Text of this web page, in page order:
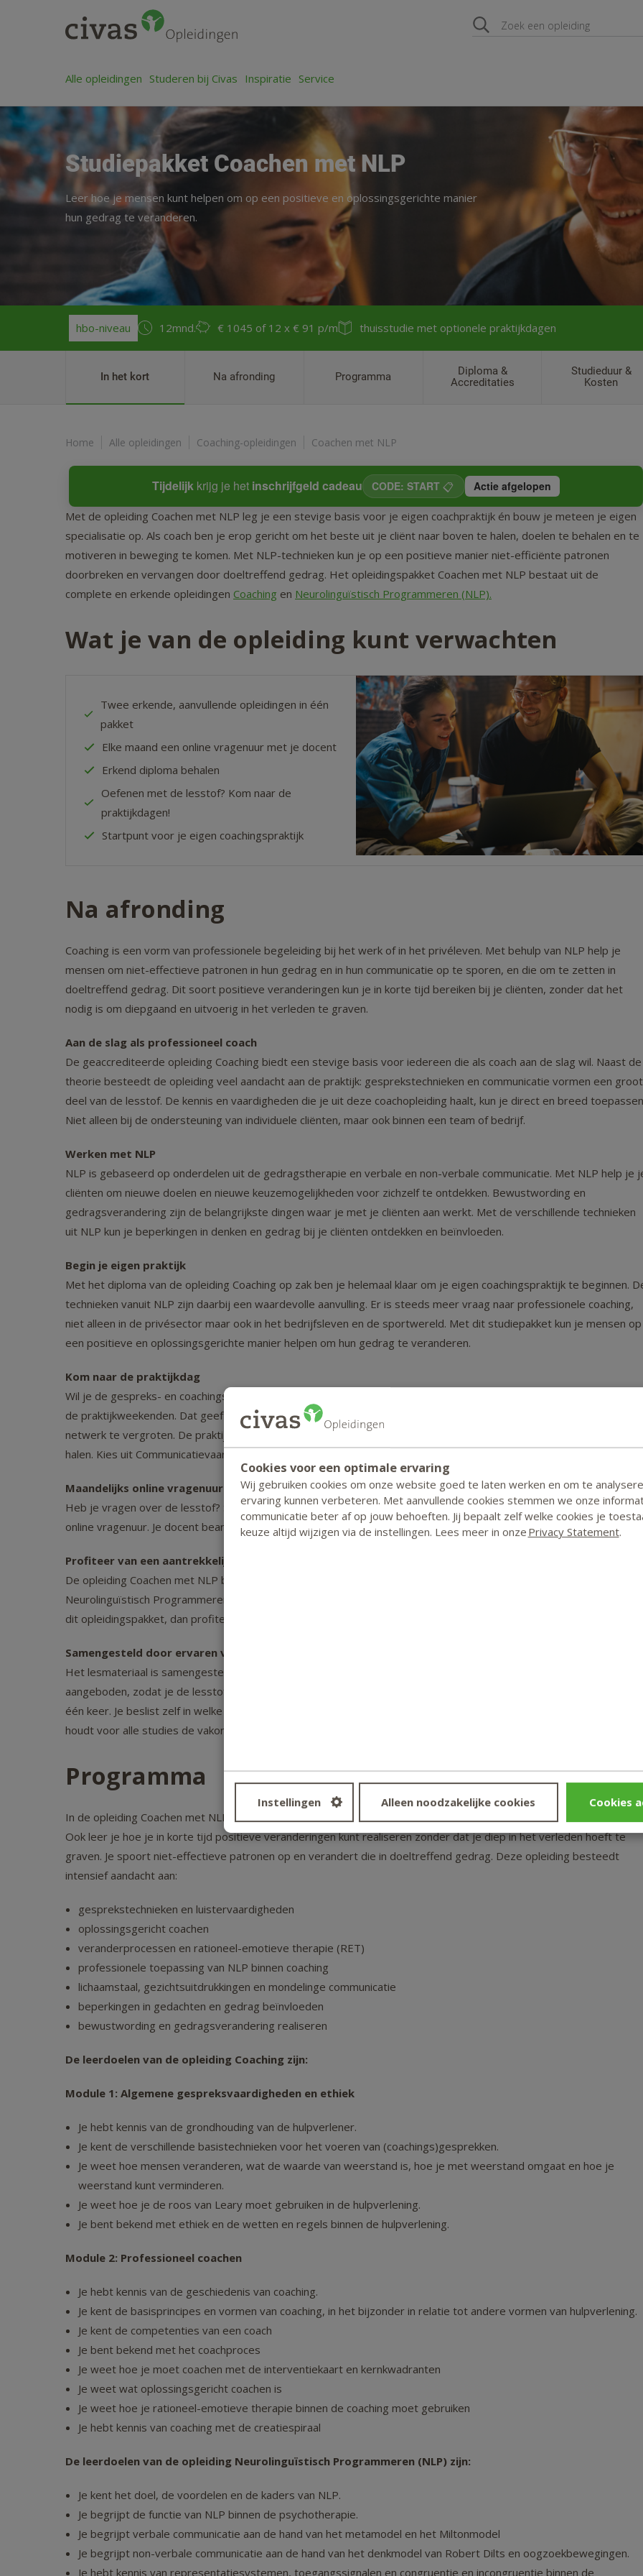
Cookies voor een optimale ervaring
Wij gebruiken cookies om onze website goed te laten werken en om te
ervaring kunnen verbeteren. Met aanvullende cookies stemmen we onze
communicatie beter af op jouw behoeften. Jij bepaalt zelf welke cookies je
keuze altijd wijzigen via de instellingen. Lees meer in onze Privacy Statement.
Instellingen Alleen noodzakelijke cookies Cookies
Alle opleidingen Studeren bij Civas Inspiratie Service
Studiepakket Coachen met NLP
Leer hoe je mensen kunt helpen om op een positieve en oplossingsgerichte manier
hun gedrag te veranderen.
hbo-niveau 12mnd. € 1045 of 12 x € 91 p/m thuisstudie met optionele praktijkdagen
In het kort Na afronding Programma
Diploma &
Accreditaties
Studieduur &
Kosten
Home Alle opleidingen Coaching-opleidingen Coachen met NLP
Tijdelijk krijg je het inschrijfgeld cadeau CODE: START 📋 Actie afgelopen
Met de opleiding Coachen met NLP leg je een stevige basis voor je eigen coachpraktijk én bouw je meteen je eigen
specialisatie op. Als coach ben je erop gericht om het beste uit je cliënt naar boven te halen, doelen te behalen en te
motiveren in beweging te komen. Met NLP-technieken kun je op een positieve manier niet-efficiënte patronen
doorbreken en vervangen door doeltreffend gedrag. Het opleidingspakket Coachen met NLP bestaat uit de
complete en erkende opleidingen Coaching en Neurolinguïstisch Programmeren (NLP).
Wat je van de opleiding kunt verwachten
Twee erkende, aanvullende opleidingen in één
pakket
Elke maand een online vragenuur met je docent
Erkend diploma behalen
Oefenen met de lesstof? Kom naar de
praktijkdagen!
Startpunt voor je eigen coachingspraktijk
Na afronding
Coaching is een vorm van professionele begeleiding bij het werk of in het privéleven. Met behulp van NLP help je
mensen om niet-effectieve patronen in hun gedrag en in hun communicatie op te sporen, en die om te zetten in
doeltreffend gedrag. Dit soort positieve veranderingen kun je in korte tijd bereiken bij je cliënten, zonder dat het
nodig is om diepgaand en uitvoerig in het verleden te graven.
Aan de slag als professioneel coach
De geaccrediteerde opleiding Coaching biedt een stevige basis voor iedereen die als coach aan de slag wil. Naast de
theorie besteedt de opleiding veel aandacht aan de praktijk: gesprekstechnieken en communicatie vormen een groot
deel van de lesstof. De kennis en vaardigheden die je uit deze coachopleiding haalt, kun je direct en breed
Niet alleen bij de ondersteuning van individuele cliënten, maar ook binnen een team of bedrijf.
Werken met NLP
NLP is gebaseerd op onderdelen uit de gedragstherapie en verbale en non-verbale communicatie. Met NLP help je
cliënten om nieuwe doelen en nieuwe keuzemogelijkheden voor zichzelf te ontdekken. Bewustwording en
gedragsverandering zijn de belangrijkste dingen waar je met je cliënten aan werkt. Met de verschillende technieken
uit NLP kun je beperkingen in denken en gedrag bij je cliënten ontdekken en beïnvloeden.
Begin je eigen praktijk
Met het diploma van de opleiding Coaching op zak ben je helemaal klaar om je eigen coachingspraktijk te beginnen.
technieken vanuit NLP zijn daarbij een waardevolle aanvulling. Er is steeds meer vraag naar professionele coaching,
niet alleen in de privésector maar ook in het bedrijfsleven en de sportwereld. Met dit studiepakket kun je mensen op
een positieve en oplossingsgerichte manier helpen om hun gedrag te veranderen.
Kom naar de praktijkdag
Wil je de gespreks- en coachingsvaardigheden die je in deze opleiding opdoet in de praktijk oefenen? Kom dan naar
de praktijkweekenden. Dat geeft je meteen de kans om andere cursisten te ontmoeten, je ervaringen te delen en je
netwerk te vergroten. De praktijkweekenden zijn optioneel: meedoen met deze dagen is niet nodig om je diploma te
halen. Kies uit Communicatievaardigheden, Coachvaardigheden of Positief Coachen. Of volg ze allemaal!
Maandelijks online vragenuur
Heb je vragen over de lesstof? Stuur die dan eenvoudig aan je studiebegeleider. Of doe mee aan het maandelijkse
online vragenuur. Je docent beantwoordt dan jouw vragen en die van je medestudenten.
Profiteer van een aantrekkelijke pakketprijs
De opleiding Coachen met NLP bestaat uit twee erkende opleidingen: de cursus Coaching en de cursus
Neurolinguïstisch Programmeren (NLP). Deze opleidingen zijn ontwikkeld door deskundige vakdocenten. Kies je voor
dit opleidingspakket, dan profiteer je van een aantrekkelijke pakketprijs.
Samengesteld door ervaren vakdocenten
Het lesmateriaal is samengesteld door deskundige en ervaren vakdocenten. Je krijgt de informatie stapsgewijs
aangeboden, zodat je de lesstof gemakkelijk kunt opnemen en onthouden. Je ontvangt het complete studiepakket in
één keer. Je beslist zelf in welke volgorde je de opleidingen volgt. Het tempo van studeren bepaal je ook zelf. Civas
houdt voor alle studies de vakontwikkelingen bij. Zo beschik je altijd over de meest actuele kennis.
Programma
In de opleiding Coachen met NLP leer je hoe je mensen kunt coachen op een positieve en oplossingsgerichte manier.
Ook leer je hoe je in korte tijd positieve veranderingen kunt realiseren zonder dat je diep in het verleden hoeft te
graven. Je spoort niet-effectieve patronen op en verandert die in doeltreffend gedrag. Deze opleiding besteedt
intensief aandacht aan:
gesprekstechnieken en luistervaardigheden
oplossingsgericht coachen
veranderprocessen en rationeel-emotieve therapie (RET)
professionele toepassing van NLP binnen coaching
lichaamstaal, gezichtsuitdrukkingen en mondelinge communicatie
beperkingen in gedachten en gedrag beïnvloeden
bewustwording en gedragsverandering realiseren
De leerdoelen van de opleiding Coaching zijn:
Module 1: Algemene gespreksvaardigheden en ethiek
Je hebt kennis van de grondhouding van de hulpverlener.
Je kent de verschillende basistechnieken voor het voeren van (coachings)gesprekken.
Je weet hoe mensen veranderen, wat de waarde van weerstand is, hoe je met weerstand omgaat en hoe je
weerstand kunt verminderen.
Je weet hoe je de roos van Leary moet gebruiken in de hulpverlening.
Je bent bekend met ethiek en de wetten en regels binnen de hulpverlening.
Module 2: Professioneel coachen
Je hebt kennis van de geschiedenis van coaching.
Je kent de basisprincipes en vormen van coaching, in het bijzonder in relatie tot andere vormen van hulpverlening.
Je kent de competenties van een coach
Je bent bekend met het coachproces
Je weet hoe je moet coachen met de interventiekaart en kernkwadranten
Je weet wat oplossingsgericht coachen is
Je weet hoe je rationeel-emotieve therapie binnen de coaching moet gebruiken
Je hebt kennis van coaching met de creatiespiraal
De leerdoelen van de opleiding Neurolinguïstisch Programmeren (NLP) zijn:
Je kent het doel, de voordelen en de kaders van NLP.
Je begrijpt de functie van NLP binnen de psychotherapie.
Je begrijpt verbale communicatie aan de hand van het metamodel en het Miltonmodel
Je begrijpt non-verbale communicatie aan de hand van het denkmodel van Robert Dilts en oogzoekbewegingen.
Je hebt kennis van representatiesystemen, toegangssignalen en congruentie en incongruentie binnen de